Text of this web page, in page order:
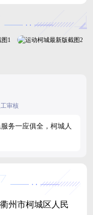
审核
务一应俱全，柯城人
州市柯城区人民